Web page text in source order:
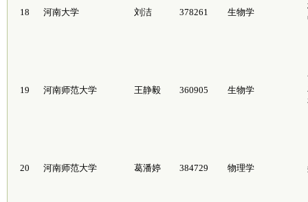
18 河南大学 刘洁 378261 生物学
19 河南师范大学 王静毅 360905 生物学
20 河南师范大学 葛潘婷 384729 物理学